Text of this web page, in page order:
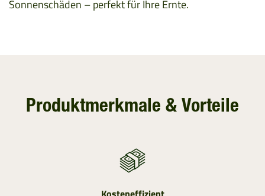
Sonnenschäden – perfekt für Ihre Ernte.
Produktmerkmale & Vorteile